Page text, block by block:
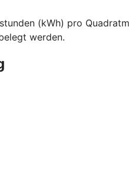
(kWh) pro
werden.